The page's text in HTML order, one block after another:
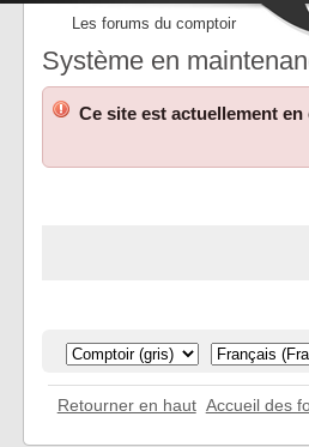
Les forums du comptoir
Système en
Ce site est actuellement
Retourner en haut Accueil des